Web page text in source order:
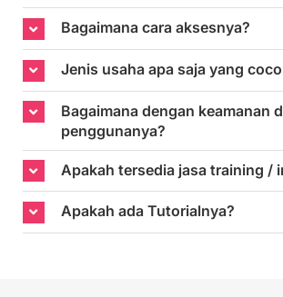
Bagaimana cara aksesnya?
Jenis usaha apa saja yang
Bagaimana dengan keamanan
penggunanya?
Apakah tersedia jasa training /
Apakah ada Tutorialnya?